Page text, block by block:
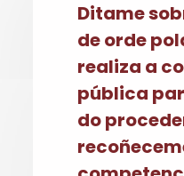
Ditame
de orde
realiza a
pública
do